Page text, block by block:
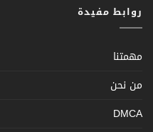
روابط مفيدة
مهمتنا
من نحن
DMCA